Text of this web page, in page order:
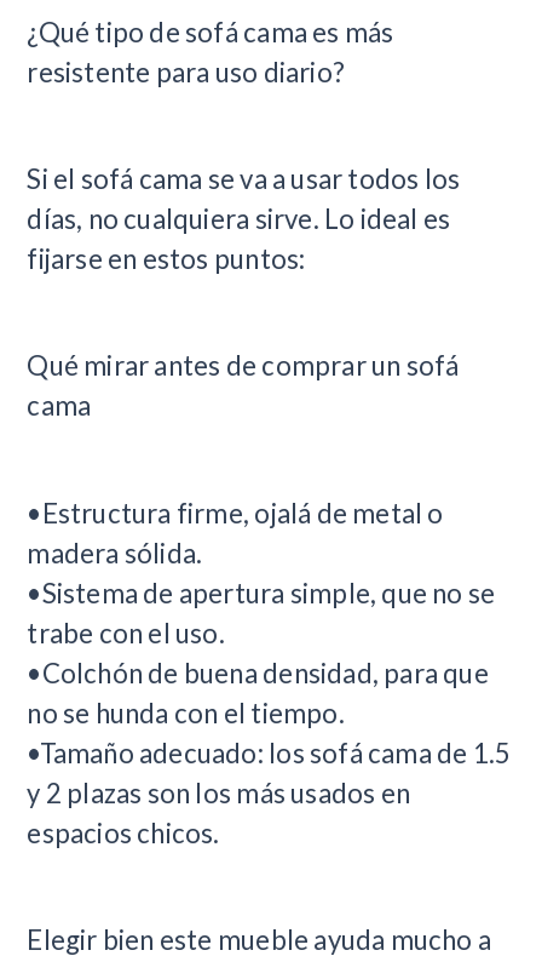
¿Qué tipo de sofá cama es más
resistente para uso diario?
Si el sofá cama se va a usar todos los
días, no cualquiera sirve. Lo ideal es
fijarse en estos puntos:
Qué mirar antes de comprar un sofá
cama
•Estructura firme, ojalá de metal o
madera sólida.
•Sistema de apertura simple, que no se
trabe con el uso.
•Colchón de buena densidad, para que
no se hunda con el tiempo.
•Tamaño adecuado: los sofá cama de 1.5
y 2 plazas son los más usados en
espacios chicos.
Elegir bien este mueble ayuda mucho a